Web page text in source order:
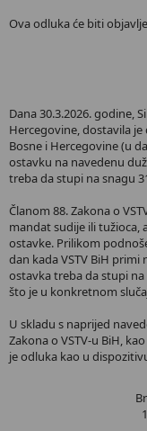
Ova odluka će biti
Dana 30.3.2026. godine,
Hercegovine, dostavila
Bosne i Hercegovine (u
ostavku na navedenu
treba da stupi na snagu
Članom 88. Zakona o
mandat sudije ili tužioca,
ostavke. Prilikom
dan kada VSTV BiH
ostavka treba da stupi
što je u konkretnom
U skladu s naprijed
Zakona o VSTV-u BiH,
je odluka kao u